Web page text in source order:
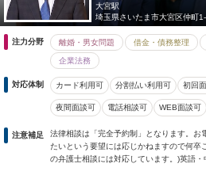
大宮駅
埼玉県さいたま市大宮区仲町
注力分野 離婚・男女問題 借金・債務整理
企業法務
対応体制 カード利用可 分割払い利用可 初回
夜間面談可 電話相談可 WEB面談可
注意補足
法律相談は「完全予約制」となります。お
たいという要望には応じかねますので何
の弁護士相談には対応しています。)英語・